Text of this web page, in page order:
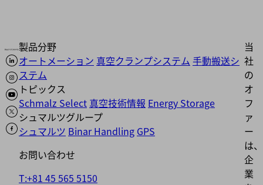
製品分野
オートメーション 真空クランプシステム 手動搬送シ
ステム
トピックス
Schmalz Select 真空技術情報 Energy Storage
シュマルツグループ
シュマルツ Binar Handling GPS
お問い合わせ
T:+81 45 565 5150
当
社
の
オ
フ
ァ
ー
は、
企
業